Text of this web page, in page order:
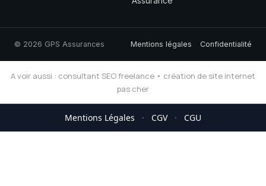
© 2026 GPS Assurances Mentions légales Confidentialité
A voir aussi : consultant SEO freelance • création de site internet
pas cher
Mentions Légales · CGV · CGU